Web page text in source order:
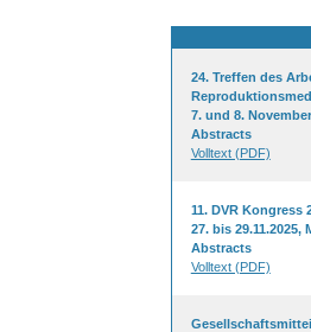
24. Treffen des
7. und 8.
Abstracts
Volltext (PDF)
11. DVR Kongress
27. bis 29.11.2025,
Abstracts
Volltext (PDF)